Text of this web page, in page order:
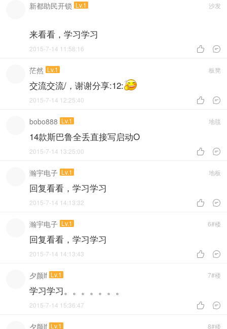
沙发
新都助民开锁 Lv.1
来看看，学习学习
 
2015-7-14 11:58:16
板凳
茫然 Lv.1
交流交流/，谢谢分享:12:
 
2015-7-14 12:25:40
地毯
bobo888 Lv.1
14款斯巴鲁全丢直接写启动O
 
2015-7-14 13:25:00
地板
瀚宇电子 Lv.1
回复看看，学习学习
 
2015-7-14 14:13:32
6#楼
瀚宇电子 Lv.1
回复看看，学习学习
 
2015-7-14 14:13:43
7#楼
夕颜lf Lv.1
学习学习。。。。。。。
 
2015-7-14 15:36:47
8#楼
夕颜lf Lv.1